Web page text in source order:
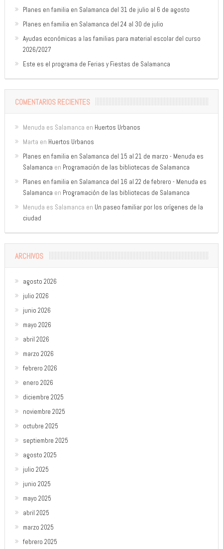
Planes en familia en Salamanca del 31 de julio al 6 de agosto
Planes en familia en Salamanca del 24 al 30 de julio
Ayudas económicas a las familias para material escolar del curso
2026/2027
Este es el programa de Ferias y Fiestas de Salamanca
COMENTARIOS RECIENTES
Menuda es Salamanca en Huertos Urbanos
Marta en Huertos Urbanos
Planes en familia en Salamanca del 15 al 21 de marzo - Menuda es
Salamanca en Programación de las bibliotecas de Salamanca
Planes en familia en Salamanca del 16 al 22 de febrero - Menuda es
Salamanca en Programación de las bibliotecas de Salamanca
Menuda es Salamanca en Un paseo familiar por los orígenes de la
ciudad
ARCHIVOS
agosto 2026
julio 2026
junio 2026
mayo 2026
abril 2026
marzo 2026
febrero 2026
enero 2026
diciembre 2025
noviembre 2025
octubre 2025
septiembre 2025
agosto 2025
julio 2025
junio 2025
mayo 2025
abril 2025
marzo 2025
febrero 2025